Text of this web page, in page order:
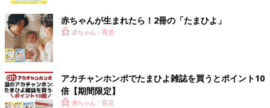
赤ちゃんが生まれたら！2冊の「たまひよ」
赤ちゃん・育児
アカチャンホンポでたまひよ雑誌を買うとポイント10
倍【期間限定】
赤ちゃん・育児